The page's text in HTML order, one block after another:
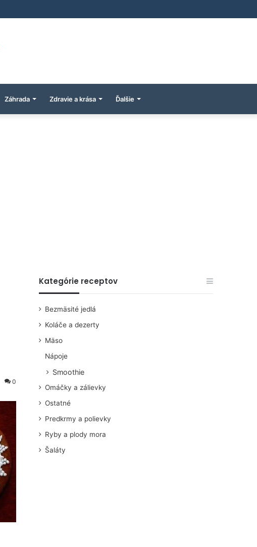
Záhrada Zdravie a krása Ďalšie
0
Kategórie receptov
Bezmäsité jedlá
Koláče a dezerty
Mäso
Nápoje
Smoothie
Omáčky a zálievky
Ostatné
Predkrmy a polievky
Ryby a plody mora
Šaláty